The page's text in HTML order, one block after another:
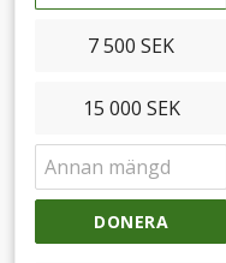
7 500 SEK
15 000 SEK
DONERA